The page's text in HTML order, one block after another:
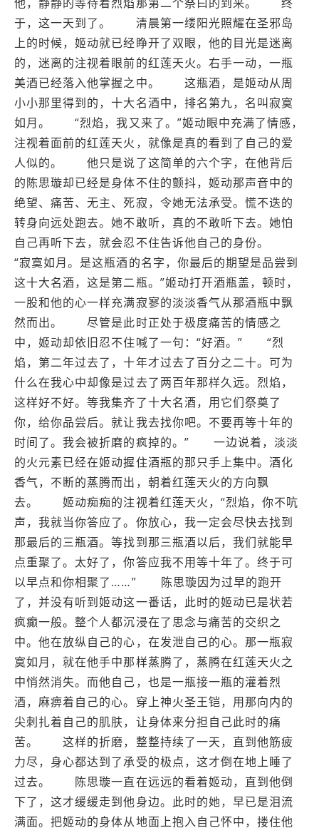
于，这一天到了。 清晨第一缕阳光照耀在圣邪岛
上的时候，姬动就已经睁开了双眼，他的目光是迷离
的，迷离的注视着眼前的红莲天火。右手一动，一瓶
美酒已经落入他掌握之中。 这瓶酒，是姬动从周
小小那里得到的，十大名酒中，排名第九，名叫寂寞
如月。 “烈焰，我又来了。”姬动眼中充满了情感，
注视着面前的红莲天火，就像是真的看到了自己的爱
人似的。 他只是说了这简单的六个字，在他背后
的陈思璇却已经是身体不住的颤抖，姬动那声音中的
绝望、痛苦、无主、死寂，令她无法承受。慌不迭的
转身向远处跑去。她不敢听，真的不敢听下去。她怕
自己再听下去，就会忍不住告诉他自己的身份。
“寂寞如月。是这瓶酒的名字，你最后的期望是品尝到
这十大名酒，这是第二瓶。”姬动打开酒瓶盖，顿时，
一股和他的心一样充满寂寥的淡淡香气从那酒瓶中飘
然而出。 尽管是此时正处于极度痛苦的情感之
中，姬动却依旧忍不住喊了一句：“好酒。” “烈
焰，第二年过去了，十年才过去了百分之二十。可为
什么在我心中却像是过去了两百年那样久远。烈焰，
这样好不好。等我集齐了十大名酒，用它们祭奠了
你，给你品尝后。就让我去找你吧。不要再等十年的
时间了。我会被折磨的疯掉的。” 一边说着，淡淡
的火元素已经在姬动握住酒瓶的那只手上集中。酒化
香气，不断的蒸腾而出，朝着红莲天火的方向飘
去。 姬动痴痴的注视着红莲天火，“烈焰，你不吭
声，我就当你答应了。你放心，我一定会尽快去找到
那最后的三瓶酒。等找到那三瓶酒以后，我们就能早
点重聚了。太好了，你答应我不用等十年了。终于可
以早点和你相聚了……” 陈思璇因为过早的跑开
了，并没有听到姬动这一番话，此时的姬动已是状若
疯癫一般。整个人都沉浸在了思念与痛苦的交织之
中。他在放纵自己的心，在发泄自己的心。那一瓶寂
寞如月，就在他手中那样蒸腾了，蒸腾在红莲天火之
中悄然消失。而他自己，也是一瓶接一瓶的灌着烈
酒，麻痹着自己的心。穿上神火圣王铠，用那向内的
尖刺扎着自己的肌肤，让身体来分担自己此时的痛
苦。 这样的折磨，整整持续了一天，直到他筋疲
力尽，身心都达到了承受的极点，这才倒在地上睡了
过去。 陈思璇一直在远远的看着姬动，直到他倒
下了，这才缓缓走到他身边。此时的她，早已是泪流
满面。把姬动的身体从地面上抱入自己怀中，搂住他